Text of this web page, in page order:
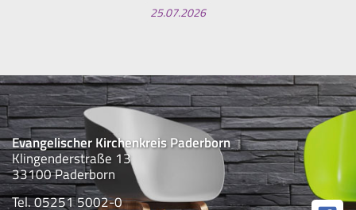
25.07.2026
Evangelischer Kirchenkreis Paderborn
Klingenderstraße 13
33100 Paderborn
Tel. 05251 5002-0